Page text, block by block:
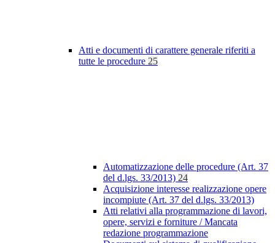
Atti e documenti di carattere generale riferiti a
tutte le procedure 25
Automatizzazione delle procedure (Art. 37
del d.lgs. 33/2013) 24
Acquisizione interesse realizzazione opere
incompiute (Art. 37 del d.lgs. 33/2013)
Atti relativi alla programmazione di lavori,
opere, servizi e forniture / Mancata
redazione programmazione